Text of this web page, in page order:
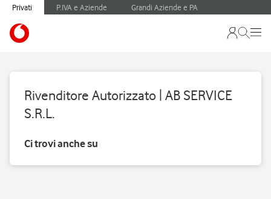
Privati P.IVA e Aziende Grandi Aziende e PA
Rivenditore Autorizzato | AB SERVICE
S.R.L.
Ci trovi anche su